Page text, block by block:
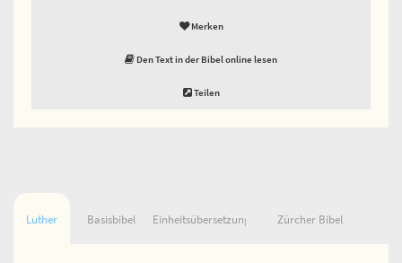
Merken
Den Text in der Bibel online lesen
Teilen
Luther Basisbibel Einheitsübersetzung Zürcher Bibel